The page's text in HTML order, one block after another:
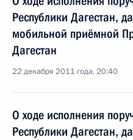
Республики Дагестан,
мобильной приёмной
Дагестан
22 декабря 2011 года, 20:40
О ходе исполнения
Республики Дагестан,